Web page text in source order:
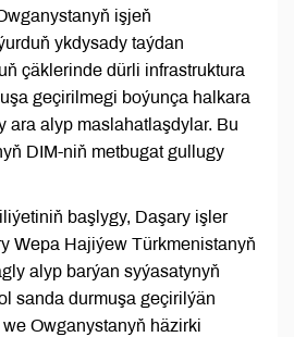
işjeň
ykdysady taýdan
çäklerinde dürli infrastruktura
geçirilmegi boýunça halkara
ara alyp maslahatlaşdylar. Bu
DIM-niň metbugat gullugy
başlygy, Daşary işler
Wepa Hajiýew Türkmenistanyň
alyp barýan syýasatynyň
sanda durmuşa geçirilýän
Owganystanyň häzirki